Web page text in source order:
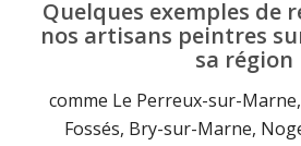
Quelques exemples de
nos artisans peintres
sa région
comme Le Perreux-sur-
Fossés, Bry-sur-Marne,